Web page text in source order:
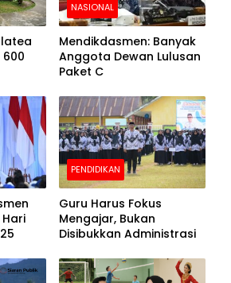
NASIONAL
Mendikdasmen: Banyak
Anggota Dewan Lulusan
Paket C
PENDIDIKAN
Guru Harus Fokus
Mengajar, Bukan
Disibukkan Administrasi